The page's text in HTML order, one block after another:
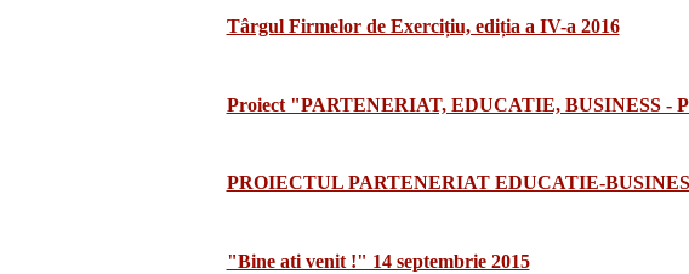
Târgul Firmelor de Exercițiu, ediția a IV-a 2016
Proiect "PARTENERIAT, EDUCATIE, BUSINESS -
PROIECTUL PARTENERIAT EDUCATIE-
"Bine ati venit !" 14 septembrie 2015